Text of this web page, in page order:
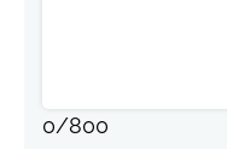
0/800